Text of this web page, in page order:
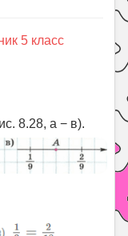
5 класс
8.28, а − в).